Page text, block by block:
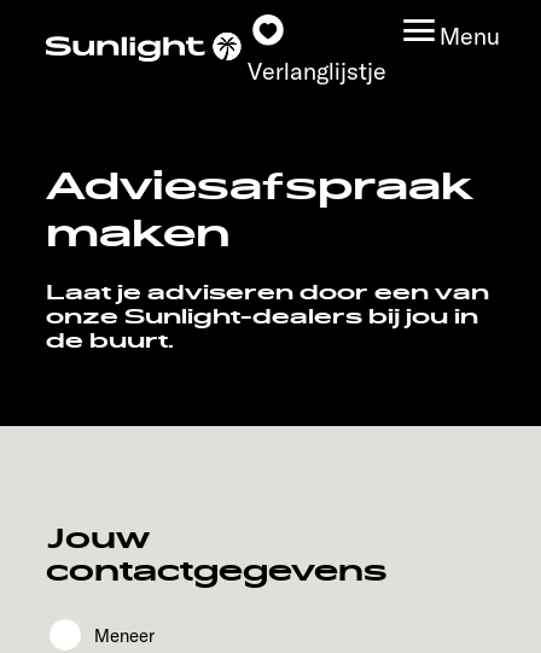
Verlanglijstje
Menu
Modeloverzicht
Vind jouw Sunlight
Service
Adviesafspraak
maken
Laat je adviseren door een van
onze Sunlight-dealers bij jou in
de buurt.
Jouw
contactgegevens
Meneer